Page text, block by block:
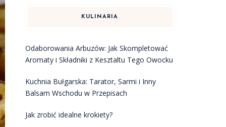
KULINARIA
Odaborowania Arbuzów: Jak Skompletować
Aromaty i Składniki z Kesztaltu Tego Owocku
Kuchnia Bułgarska: Tarator, Sarmi i Inny
Balsam Wschodu w Przepisach
Jak zrobić idealne krokiety?